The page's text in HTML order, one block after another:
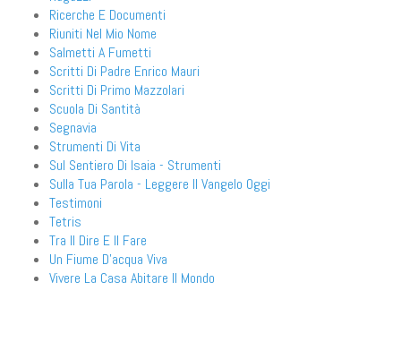
Ricerche E Documenti
Riuniti Nel Mio Nome
Salmetti A Fumetti
Scritti Di Padre Enrico Mauri
Scritti Di Primo Mazzolari
Scuola Di Santità
Segnavia
Strumenti Di Vita
Sul Sentiero Di Isaia - Strumenti
Sulla Tua Parola - Leggere Il Vangelo Oggi
Testimoni
Tetris
Tra Il Dire E Il Fare
Un Fiume D'acqua Viva
Vivere La Casa Abitare Il Mondo